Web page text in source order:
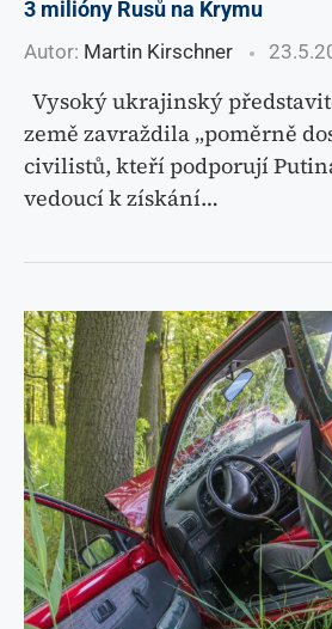
3 milióny Rusů na Krymu
Autor: Martin Kirschner
Vysoký ukrajinský
země zavraždila „poměrně
civilistů, kteří podporují
vedoucí k získání…